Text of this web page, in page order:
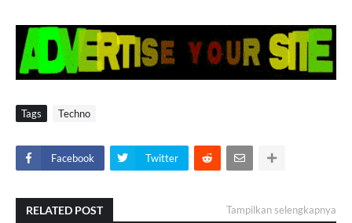
Tags Techno
Facebook Twitter
RELATED POST Tampilkan selengkapnya